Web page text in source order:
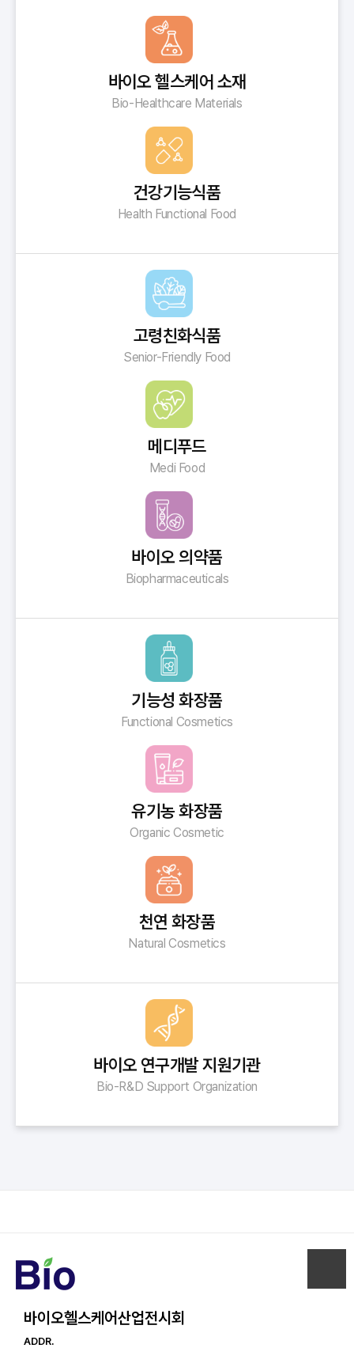
바이오 헬스케어 소재
Bio-Healthcare Materials
건강기능식품
Health Functional Food
고령친화식품
Senior-Friendly Food
메디푸드
Medi Food
바이오 의약품
Biopharmaceuticals
기능성 화장품
Functional Cosmetics
유기농 화장품
Organic Cosmetic
천연 화장품
Natural Cosmetics
바이오 연구개발 지원기관
Bio-R&D Support Organization
바이오헬스케어산업전시회
ADDR.